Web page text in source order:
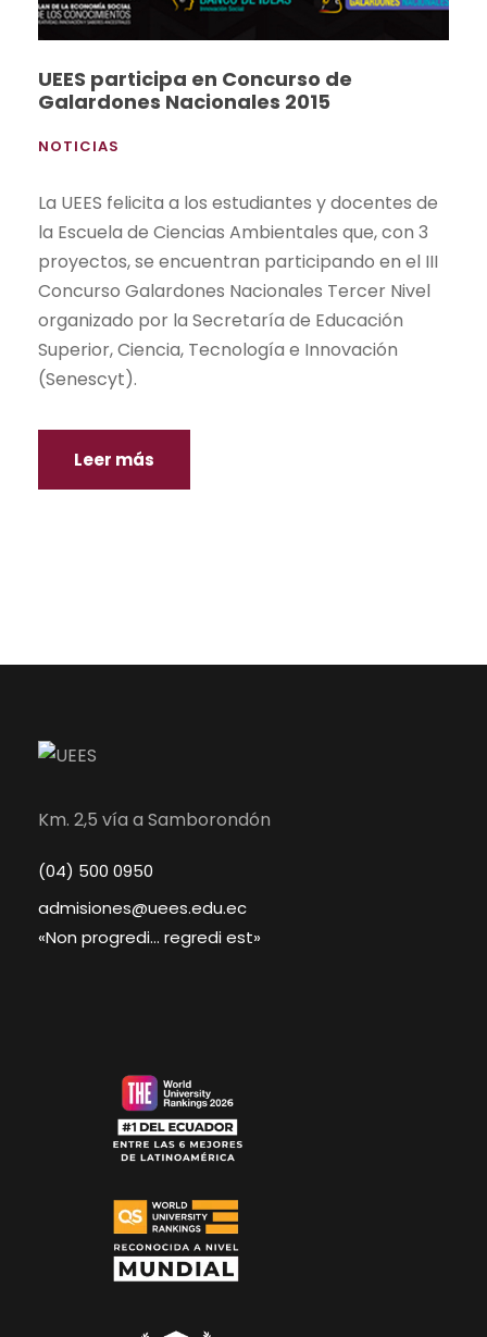
UEES participa en Concurso de
Galardones Nacionales 2015
NOTICIAS
La UEES felicita a los estudiantes y docentes de
la Escuela de Ciencias Ambientales que, con 3
proyectos, se encuentran participando en el III
Concurso Galardones Nacionales Tercer Nivel
organizado por la Secretaría de Educación
Superior, Ciencia, Tecnología e Innovación
(Senescyt).
Leer más
Km. 2,5 vía a Samborondón
(04) 500 0950
admisiones@uees.edu.ec
«Non progredi… regredi est»